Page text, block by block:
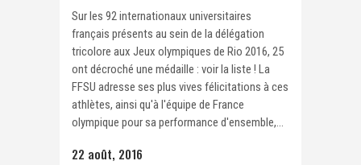
Sur les 92 internationaux universitaires
français présents au sein de la délégation
tricolore aux Jeux olympiques de Rio 2016, 25
ont décroché une médaille : voir la liste ! La
FFSU adresse ses plus vives félicitations à ces
athlètes, ainsi qu'à l'équipe de France
olympique pour sa performance d'ensemble,...
22 août, 2016